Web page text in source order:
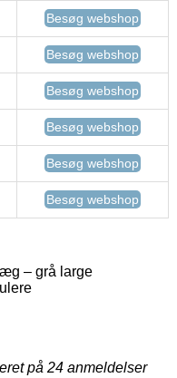
Besøg webshop
Besøg webshop
Besøg webshop
Besøg webshop
Besøg webshop
Besøg webshop
– grå large
på 24 anmeldelser